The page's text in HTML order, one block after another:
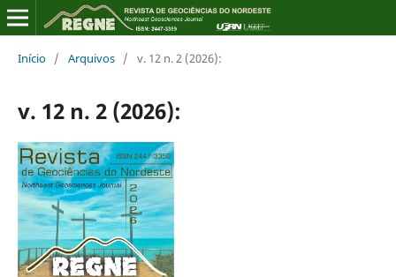
Início / Arquivos / v. 12 n. 2 (2026):
v. 12 n. 2 (2026):